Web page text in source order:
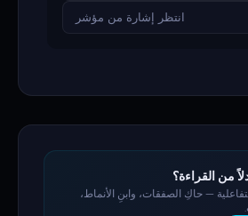
انتظر إشارة من مؤشر
من القراءة؟
— حاكِ الصفقات، وابنِ الأنماط،